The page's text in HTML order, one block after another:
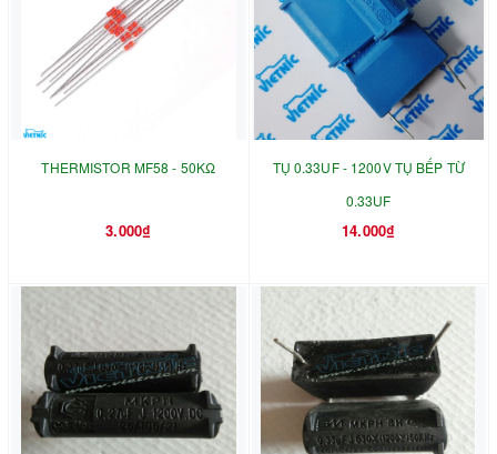
THERMISTOR MF58 - 50KΩ
3.000₫
TỤ 0.33UF - 1200V TỤ BẾP TỪ
0.33UF
14.000₫